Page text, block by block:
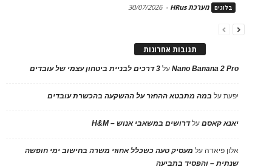
בלוגים מערכת HRus -
30/07/2026
תגובות אחרונות
Nano Banana 2 Proעל 3 דרכים לבניית ביטחון עצמי של עובדים
יפעתעל במה מתבטא ההחזר על ההשקעה בהכשרת עובדים
יאנא קאסםעלדרושים במשאבי אנוש – H&M
אלון פיאדה על מעסיק טעה כשכלל אחוזי משרה בחישוב ימי חופשה
שנתית – והפסיד בתביעה